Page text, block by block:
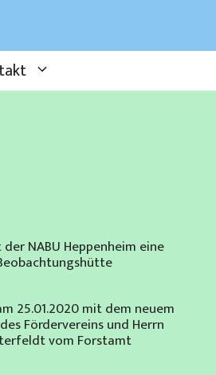
NABU Heppenheim eine
25.01.2020 mit dem neuem
Fördervereins und Herrn
vom Forstamt